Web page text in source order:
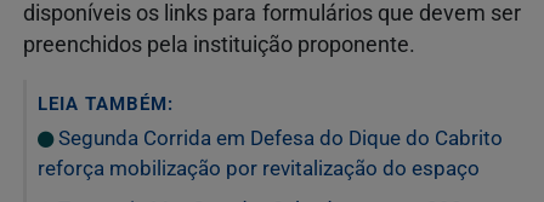
disponíveis os links para formulários que devem ser
preenchidos pela instituição proponente.
LEIA TAMBÉM:
Segunda Corrida em Defesa do Dique do Cabrito
reforça mobilização por revitalização do espaço